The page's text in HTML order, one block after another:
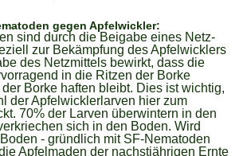
gegen Apfelwickler:
sind durch die Beigabe eines Netz-
zur Bekämpfung des Apfelwicklers
des Netzmittels bewirkt, dass die
in die Ritzen der Borke
Borke haften bleibt. Dies ist wichtig,
der Apfelwicklerlarven hier zum
70% der Larven überwintern in den
sich in den Boden. Wird
- gründlich mit SF-Nematoden
Apfelmaden der nachstjährigen Ernte